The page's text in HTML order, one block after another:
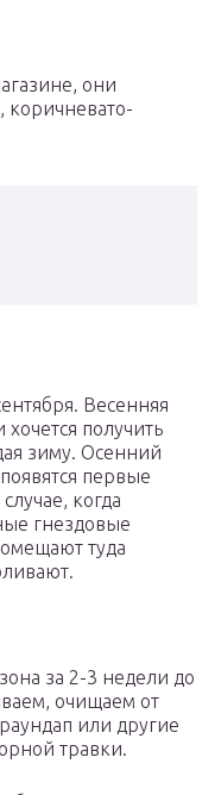
они
коричневато-
Весенняя
получить
зиму. Осенний
первые
когда
гнездовые
туда
за 2-3 недели до
очищаем от
или другие
травки.